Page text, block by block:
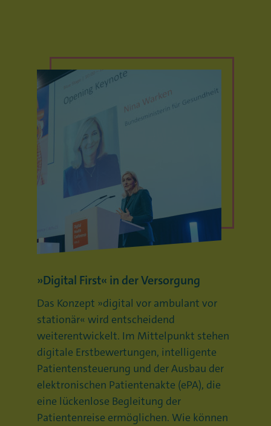
„Digital First“ in der Versorgung
Das Konzept „digital vor ambulant vor
stationär“ wird entscheidend
weiterentwickelt. Im Mittelpunkt stehen
digitale Erstbewertungen, intelligente
Patientensteuerung und der Ausbau der
elektronischen Patientenakte (ePA), die
eine lückenlose Begleitung der
Patientenreise ermöglichen. Wie können